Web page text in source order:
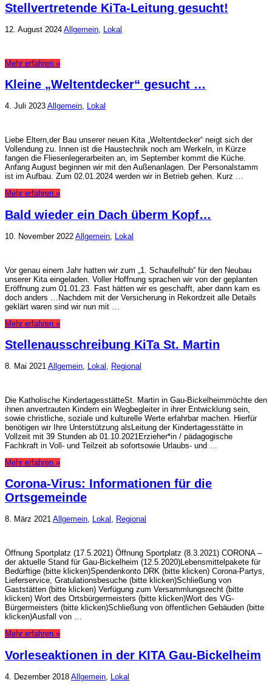
Stellvertretende KiTa-Leitung gesucht!
12. August 2024 Allgemein, Lokal
Mehr erfahren »
Kleine „Weltentdecker“ gesucht …
4. Juli 2023 Allgemein, Lokal
Liebe Eltern,der Bau unserer neuen Kita „Weltentdecker“ neigt sich der
Vollendung zu. Innen ist die Haustechnik noch am Werkeln, in Kürze
fangen die Fliesenlegerarbeiten an, im September kommt die Küche.
Anfang August beginnen wir mit den Außenanlagen. Der Personalstamm
ist im Aufbau. Zum 02.01.2024 werden wir in Betrieb gehen. Kurz …
Mehr erfahren »
Bald wieder ein Dach überm Kopf…
10. November 2022 Allgemein Lokal
Vor genau einem Jahr hatten wir zum „1. Schaufelhub“ für den Neubau
unserer Kita eingeladen. Voller Hoffnung sprachen wir von der geplanten
Eröffnung zum 01.01.23. Fast hätten wir es geschafft, aber dann kam es
doch anders …Nachdem mit der Versicherung in Rekordzeit alle Details
geklärt waren sind wir nun mit …
Mehr erfahren »
Stellenausschreibung KiTa St. Martin
8. Mai 2021 Allgemein, Lokal , Regional
Die Katholische KindertagesstätteSt. Martin in Gau-Bickelheimmöchte den
ihnen anvertrauten Kindern ein Wegbegleiter in ihrer Entwicklung sein,
sowie christliche, soziale und kulturelle Werte erfahrbar machen. Hierfür
benötigen wir Ihre Unterstützung alsLeitung der Kindertagesstätte in
Vollzeit mit 39 Stunden ab 01.10.2021Erzieher*in / pädagogische
Fachkraft in Voll- und Teilzeit ab sofortsowie Urlaubs- und …
Mehr erfahren »
Corona-Virus: Informationen für die
Ortsgemeinde
8. März 2021 Allgemein, Lokal , Regional
Öffnung Sportplatz (17.5.2021) Öffnung Sportplatz (8.3.2021) CORONA –
der aktuelle Stand für Gau-Bickelheim (12.5.2020)Lebensmittelpakete für
Bedürftige (bitte klicken)Spendenkonto DRK (bitte klicken) Corona-Partys,
Lieferservice, Gratulationsbesuche (bitte klicken)Schließung von
Gaststätten (bitte klicken) Verfügung zum Versammlungsrecht (bitte
klicken) Wort des Ortsbürgermeisters (bitte klicken)Wort des VG-
Bürgermeisters (bitte klicken)Schließung von öffentlichen Gebäuden (bitte
klicken)Ausfall von …
Mehr erfahren »
Vorleseaktionen in der KITA Gau-Bickelheim
4. Dezember 2018 Allgemein Lokal